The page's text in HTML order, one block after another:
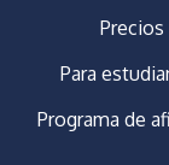
Precios
Para
Programa de